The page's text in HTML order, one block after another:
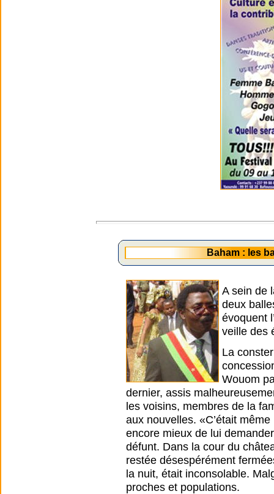
Baham : les
A sein de
deux
évoquent
veille des
La
Wouom
dernier, assis
les voisins, membres de la
aux nouvelles. «C’était
encore mieux de lui
défunt. Dans la cour du
restée désespérément
la nuit, était inconsolable.
proches et populations.